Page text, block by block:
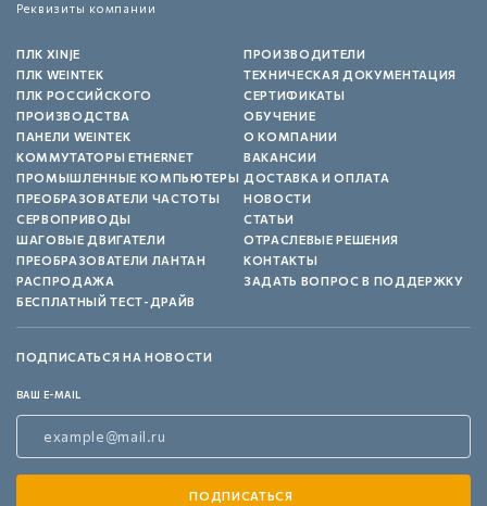
Реквизиты компании
ПЛК XINJE
ПЛК WEINTEK
ПЛК РОССИЙСКОГО
ПРОИЗВОДСТВА
ПАНЕЛИ WEINTEK
КОММУТАТОРЫ ETHERNET
ПРОМЫШЛЕННЫЕ КОМПЬЮТЕРЫ
ПРЕОБРАЗОВАТЕЛИ ЧАСТОТЫ
СЕРВОПРИВОДЫ
ШАГОВЫЕ ДВИГАТЕЛИ
ПРЕОБРАЗОВАТЕЛИ ЛАНТАН
РАСПРОДАЖА
БЕСПЛАТНЫЙ ТЕСТ-ДРАЙВ
ПРОИЗВОДИТЕЛИ
ТЕХНИЧЕСКАЯ ДОКУМЕНТАЦИЯ
СЕРТИФИКАТЫ
ОБУЧЕНИЕ
О КОМПАНИИ
ВАКАНСИИ
ДОСТАВКА И ОПЛАТА
НОВОСТИ
СТАТЬИ
ОТРАСЛЕВЫЕ РЕШЕНИЯ
КОНТАКТЫ
ЗАДАТЬ ВОПРОС В ПОДДЕРЖКУ
ПОДПИСАТЬСЯ НА НОВОСТИ
ВАШ E-MAIL